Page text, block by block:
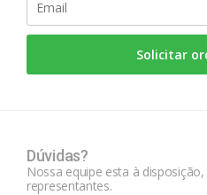
Solicitar
Dúvidas?
Nossa equipe esta à
representantes.